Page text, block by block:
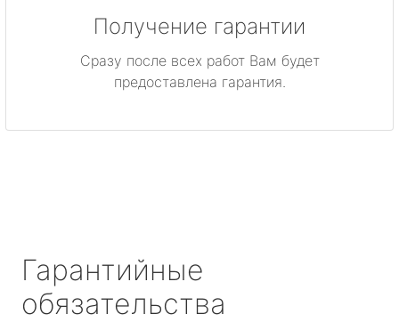
Получение гарантии
Сразу после всех работ Вам будет
предоставлена гарантия.
Гарантийные
обязательства